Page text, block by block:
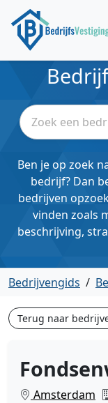
Ben je op zoek
bedrijf? Dan
bedrijven
vinden zoals
beschrijving,
Bedrijvengids /
Terug naar
Amsterdam